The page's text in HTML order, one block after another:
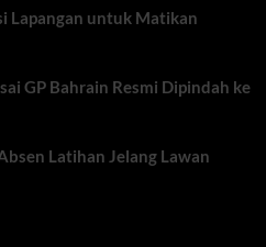
Lapangan untuk Matikan
GP Bahrain Resmi Dipindah ke
Latihan Jelang Lawan